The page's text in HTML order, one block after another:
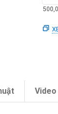
Video